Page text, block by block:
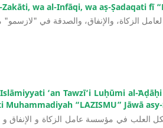
Zakāti, wa al-Infāqi, wa aṣ-Ṣadaqati fī
لعامل الزكاة، والإنفاق، والصدقة في
‘an Tawzī‘i Luḥūmi al-
Muhammadiyah “LAZISMU” Jāwā
العلب في مؤسسة عامل الزكاة و الإنفاق